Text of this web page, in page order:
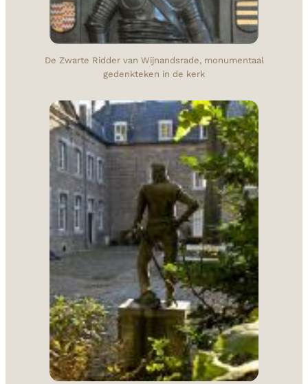
De Zwarte Ridder van Wijnandsrade, monumentaal
gedenkteken in de kerk